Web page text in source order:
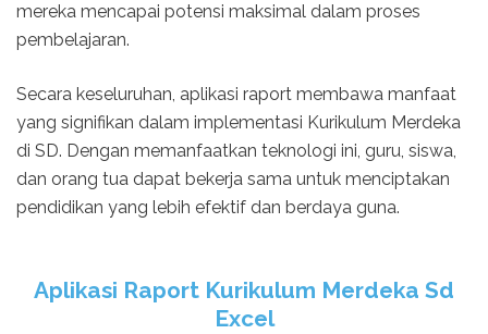
mereka mencapai potensi maksimal dalam proses
pembelajaran.
Secara keseluruhan, aplikasi raport membawa manfaat
yang signifikan dalam implementasi Kurikulum Merdeka
di SD. Dengan memanfaatkan teknologi ini, guru, siswa,
dan orang tua dapat bekerja sama untuk menciptakan
pendidikan yang lebih efektif dan berdaya guna.
Aplikasi Raport Kurikulum Merdeka Sd
Excel